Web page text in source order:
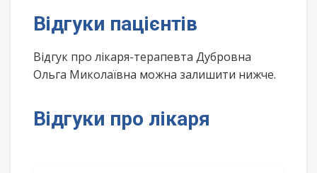
Відгуки пацієнтів
Відгук про лікаря-терапевта Дубровна
Ольга Миколаївна можна залишити нижче.
Відгуки про лікаря